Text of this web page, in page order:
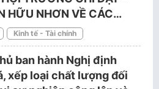
HỮU NHƠN VỀ CÁC…
Kinh tế - Tài chính
ban hành Nghị định
xếp loại chất lượng đối